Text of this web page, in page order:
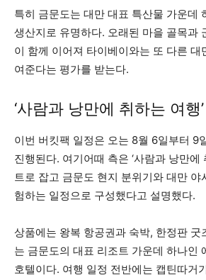
특히 금문도는 대만 대표 특산물 가운데
생산지로 유명하다. 오래된 마을 골목과
이 함께 이어져 타이베이와는 또 다른 대
여준다는 평가를 받는다.
‘사람과 낭만에 취하는 여행
이번 버킷팩 일정은 오는 8월 6일부터 9
진행된다. 여기어때 측은 ‘사람과 낭만에
트로 잡고 금문도 현지 분위기와 대만 야
험하는 일정으로 구성했다고 설명했다.
상품에는 왕복 항공권과 숙박, 한정판 굿
는 금문도의 대표 리조트 가운데 하나인
호텔이다. 여행 일정 전반에는 캡틴따거